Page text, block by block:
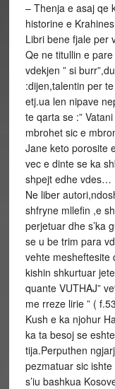
– Thenja e asaj qe
historine e
Libri bene fjale per
Qe ne titullin e
vdekjen ” si
:dijen,talentin per
etj.ua len nipave
te qarta se :”
mbrohet sic e
Jane keto porosite
vec e dinte se ka
shpejt edhe vdes…
Ne liber
shfryne mllefin ,e
perjetuar dhe s’ka
se u be trim para
vehte mesheftesite
kishin shkurtuar
quante VUTHAJ”
me rreze lirie ” (
Kush e ka njohur
ka ta besoj se
tija.Perputhen
pezmatuar sic
s’iu bashkua